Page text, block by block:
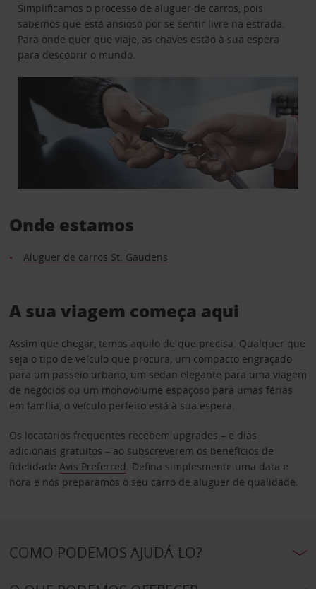
Simplificamos o processo de aluguer de carros, pois
sabemos que está ansioso por se sentir livre na estrada.
Para onde quer que viaje, as chaves estão à sua espera
para descobrir o mundo.
Onde estamos
Aluguer de carros St. Gaudens
A sua viagem começa aqui
Assim que chegar, temos aquilo de que precisa. Qualquer que
seja o tipo de veículo que procura, um compacto engraçado
para um passeio urbano, um sedan elegante para uma viagem
de negócios ou um monovolume espaçoso para umas férias
em família, o veículo perfeito está à sua espera.
Os locatários frequentes recebem upgrades – e dias
adicionais gratuitos – ao subscreverem os benefícios de
fidelidade Avis Preferred. Defina simplesmente uma data e
hora e nós preparamos o seu carro de aluguer de qualidade.
COMO PODEMOS AJUDÁ-LO?